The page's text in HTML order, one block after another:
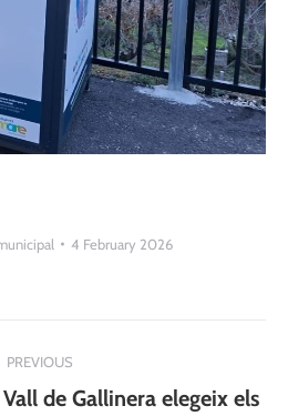
4 February 2026
PREVIOUS
de Gallinera elegeix els